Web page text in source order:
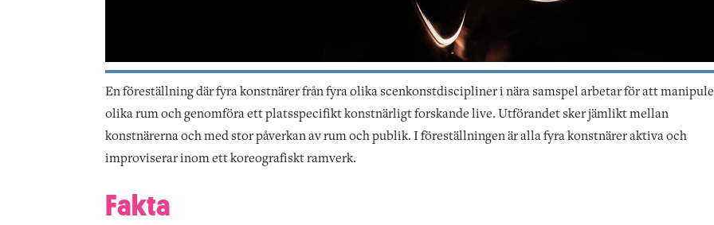
En föreställning där fyra konstnärer från fyra olika scenkonstdiscipliner i nära samspel arbetar för att
olika rum och genomföra ett platsspecifikt konstnärligt forskande live. Utförandet sker jämlikt mellan
konstnärerna och med stor påverkan av rum och publik. I föreställningen är alla fyra konstnärer aktiva och
improviserar inom ett koreografiskt ramverk.
Fakta